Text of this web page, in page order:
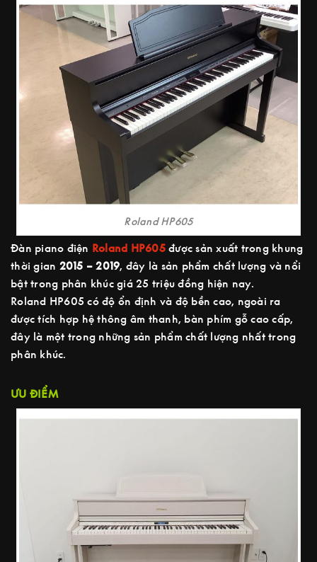
Roland HP605
Đàn piano điện Roland HP605 được sản xuất trong khung
thời gian 2015 – 2019, đây là sản phẩm chất lượng và nổi
bật trong phân khúc giá 25 triệu đồng hiện nay.
Roland HP605 có độ ổn định và độ bền cao, ngoài ra
được tích hợp hệ thông âm thanh, bàn phím gỗ cao cấp,
đây là một trong những sản phẩm chất lượng nhất trong
phân khúc.
ƯU ĐIỂM